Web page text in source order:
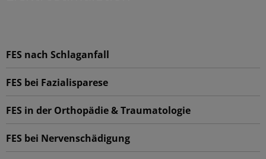
FES nach Schlaganfall
FES bei Fazialisparese
FES in der Orthopädie & Traumatologie
FES bei Nervenschädigung